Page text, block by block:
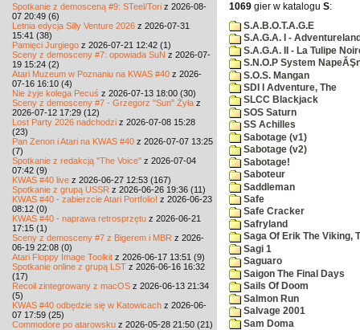
Spotkanie z demosceną #9: STeel/Tori z 2026-08-
07 20:49 (6)
Letnia edycja Silly Venture 2026 z 2026-07-31
15:41 (38)
Pamięci Jurgiego z 2026-07-21 12:42 (1)
Sceny z demosceny #7: opowiada SuN z 2026-07-
19 15:24 (2)
Atari Muzeum w Poznaniu na KWAS #40 z 2026-
07-16 16:10 (4)
Nie żyje kolega Pecuś z 2026-07-13 18:00 (30)
Sceny z demosceny #7 - Grzegorz "Sun" Żyła z
2026-07-12 17:29 (12)
Lost Party 2026 nadchodzi z 2026-07-08 15:28
(23)
Pan Zenon i Atari na KWAS #40 z 2026-07-07 13:25
(7)
Spotkanie z redakcją "The Voice" z 2026-07-04
07:42 (9)
KWAS #40 live z 2026-06-27 12:53 (167)
Spotkanie z grupą USSR z 2026-06-26 19:36 (11)
KWAS #40 - zabierzcie Atari Portfolio! z 2026-06-23
08:12 (0)
KWAS #40 - naprawa retrosprzętu z 2026-06-21
17:15 (1)
Sceny z demosceny #7 z Bigerem i MBR z 2026-
06-19 22:08 (0)
Atari Floppy Image Toolkit z 2026-06-17 13:51 (9)
Spotkanie online z grupą LST z 2026-06-16 16:32
(17)
Recoil zintegrowany z macOS z 2026-06-13 21:34
(5)
KWAS #40 odbędzie się w Katowicach z 2026-06-
07 17:59 (25)
Commodore po atarowsku z 2026-05-28 21:50 (21)
1069 gier w katalogu S:
S.A.B.O.T.A.G.E
S.A.G.A. I -
S.A.G.A. II - La Tulipe
S.N.O.P System
S.O.S. Mangan
SDI I Adventure, The
SLCC Blackjack
SOS Saturn
SS Achilles
Sabotage (v1)
Sabotage (v2)
Sabotage!
Saboteur
Saddleman
Safe
Safe Cracker
Safryland
Saga Of Erik The Viking,
Sagi 1
Saguaro
Saigon The Final Days
Sails Of Doom
Salmon Run
Salvage 2001
Sam Doma